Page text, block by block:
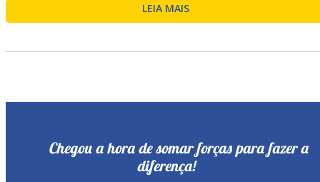
LEIA MAIS
Chegou a hora de somar forças para fazer a
diferença!